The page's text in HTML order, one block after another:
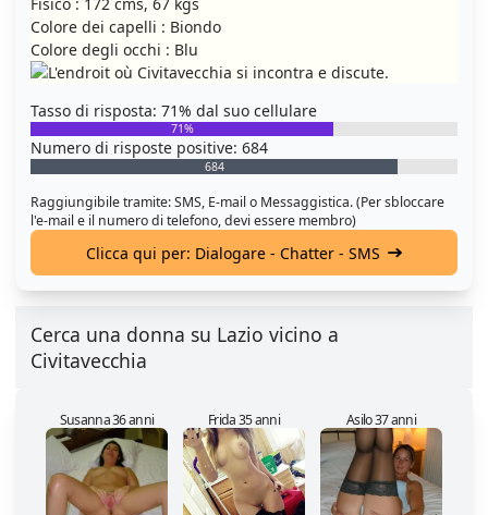
Colore dei capelli : Biondo
Colore degli occhi : Blu
Tasso di risposta: 71% dal suo cellulare
71%
Numero di risposte positive: 684
684
Raggiungibile tramite: SMS, E-mail o Messaggistica. (Per sbloccare
l'e-mail e il numero di telefono, devi essere membro)
Clicca qui per: Dialogare - Chatter - SMS
Cerca una donna su Lazio vicino a
Civitavecchia
Susanna 36 anni Frida 35 anni Asilo 37 anni